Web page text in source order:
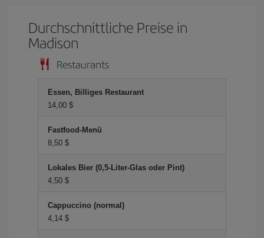
Durchschnittliche Preise in
Madison
Restaurants
Essen, Billiges Restaurant
14,00 $
Fastfood-Menü
8,50 $
Lokales Bier (0,5-Liter-Glas oder Pint)
4,50 $
Cappuccino (normal)
4,14 $